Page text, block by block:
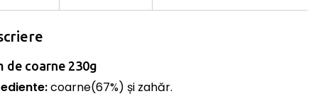
de coarne 230g
coarne(67%) și zahăr.